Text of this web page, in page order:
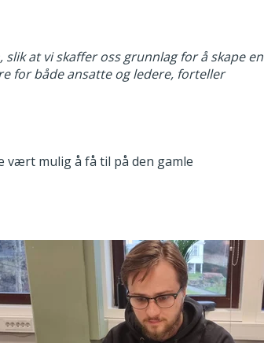
at vi skaffer oss grunnlag for å skape en
for både ansatte og ledere, forteller
vært mulig å få til på den gamle